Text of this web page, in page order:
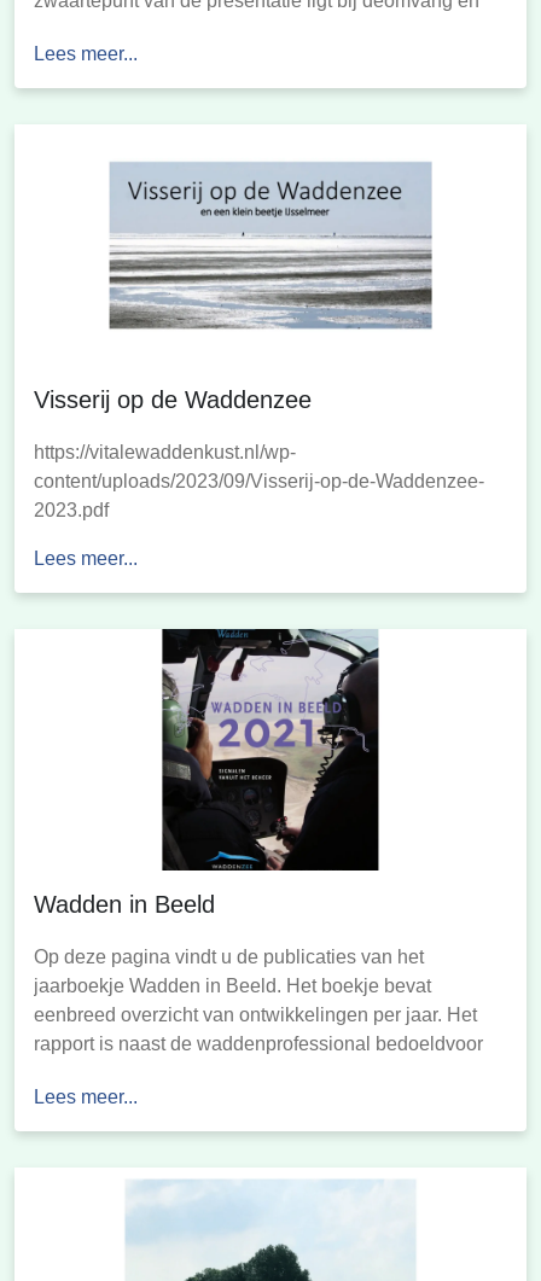
onderwerpen als structuur, inspanningen innovatie
komen aan de orde. De gegevens zijn per sector of per
Lees meer...
Visserij op de Waddenzee
https://vitalewaddenkust.nl/wp-
content/uploads/2023/09/Visserij-op-de-Waddenzee-
2023.pdf
Lees meer...
Wadden in Beeld
Op deze pagina vindt u de publicaties van het
jaarboekje Wadden in Beeld. Het boekje bevat
eenbreed overzicht van ontwikkelingen per jaar. Het
rapport is naast de waddenprofessional bedoeldvoor
achtergronden kan doorklikken.‘Wadden in Beeld’ is
een uitgave van het kernteam Basismonitoring, , waarin
Rijkswaterstaat, […]
Lees meer...